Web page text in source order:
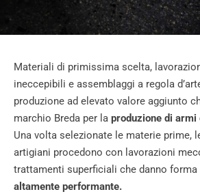
Materiali di primissima scelta,
ineccepibili e assemblaggi a regola
produzione ad elevato valore aggiunto
marchio Breda per la produzione di
Una volta selezionate le materie prime,
artigiani procedono con lavorazioni
trattamenti superficiali che danno forma
altamente performante.